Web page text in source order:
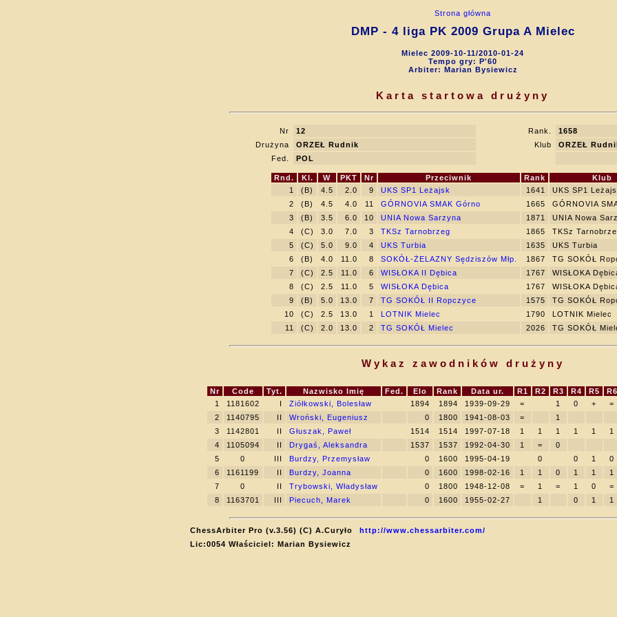
Strona główna
DMP - 4 liga PK 2009 Grupa A Mielec
Mielec 2009-10-11/2010-01-24
Tempo gry: P'60
Arbiter: Marian Bysiewicz
Karta startowa drużyny
Nr 12 Rank.
1658
Drużyna
ORZEŁ Rudnik Klub
ORZEŁ
Fed.
POL
Rnd. Kl. W PKT Nr Przeciwnik Rank
Klub
1
(B) 4.5 2.0 9 UKS SP1 Leżajsk 1641
UKS SP1
2
(B) 4.5 4.0 11 GÓRNOVIA SMAK Górno 1665
GÓRNOVIA
3
(B) 3.5 6.0 10 UNIA Nowa Sarzyna 1871
UNIA Nowa
4
(C) 3.0 7.0 3 TKSz Tarnobrzeg 1865
TKSz
5
(C) 5.0 9.0 4 UKS Turbia 1635
UKS Turbia
6
(B) 4.0 11.0 8 SOKÓŁ-ŻELAZNY Sędziszów Młp. 1867
TG SOKÓŁ
7
(C) 2.5 11.0 6 WISŁOKA II Dębica 1767
WISŁOKA
8
(C) 2.5 11.0 5 WISŁOKA Dębica 1767
WISŁOKA
9
(B) 5.0 13.0 7 TG SOKÓŁ II Ropczyce 1575
TG SOKÓŁ
10
(C) 2.5 13.0 1 LOTNIK Mielec 1790
LOTNIK Mielec
11
(C) 2.0 13.0 2 TG SOKÓŁ Mielec 2026 TG SOKÓŁ
Wykaz zawodników drużyny
Nr Code Tyt. Nazwisko Imię Fed. Elo Rank Data ur. R1 R2 R3 R4 R5 R6
1
1181602 I Ziółkowski, Bolesław 1894 1894 1939-09-29 = 1 0 + =
2
1140795 II Wroński, Eugeniusz 0 1800 1941-08-03 = 1
3
1142801 II Głuszak, Paweł 1514 1514 1997-07-18 1 1 1 1 1 1
4
1105094 II Drygaś, Aleksandra 1537 1537 1992-04-30 1 = 0
5
0 III Burdzy, Przemysław 0 1600 1995-04-19 0 0 1
0
6
1161199 II Burdzy, Joanna 0 1600 1998-02-16 1 1 0 1 1 1
7
0 II Trybowski, Władysław 0 1800 1948-12-08 = 1 = 1 0 =
8
1163701 III Piecuch, Marek 0 1600 1955-02-27 1 0 1 1
ChessArbiter Pro (v.3.56) (C) A.Curyło
http://www.chessarbiter.com/
Lic:0054 Właściciel: Marian Bysiewicz